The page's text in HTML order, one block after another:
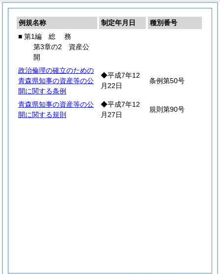
例規名称 制定年月日
種別番号
■ 第1編 総 務
第3章の2 資産公
開
政治倫理の確立のための
青森県知事の資産等の公
開に関する条例
◆平成7年12
月22日
条例第50号
青森県知事の資産等の公
開に関する規則
◆平成7年12
月27日
規則第90号